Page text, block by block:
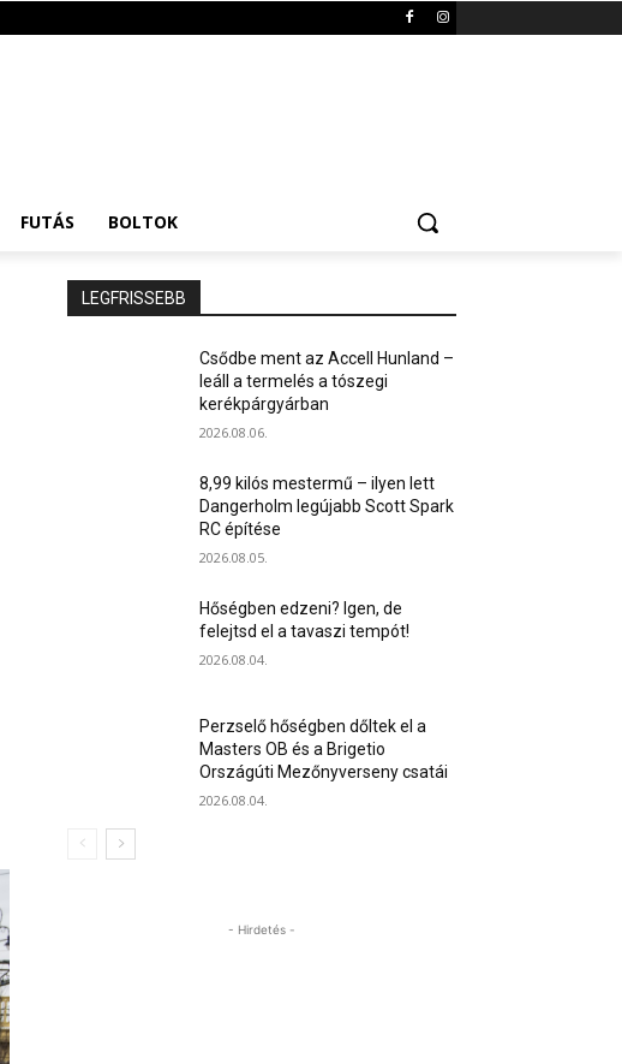
FUTÁS BOLTOK
LEGFRISSEBB
Csődbe ment az Accell Hunland –
leáll a termelés a tószegi
kerékpárgyárban
2026.08.06.
8,99 kilós mestermű – ilyen lett
Dangerholm legújabb Scott Spark
RC építése
2026.08.05.
Hőségben edzeni? Igen, de
felejtsd el a tavaszi tempót!
2026.08.04.
Perzselő hőségben dőltek el a
Masters OB és a Brigetio
Országúti Mezőnyverseny csatái
2026.08.04.
- Hirdetés -